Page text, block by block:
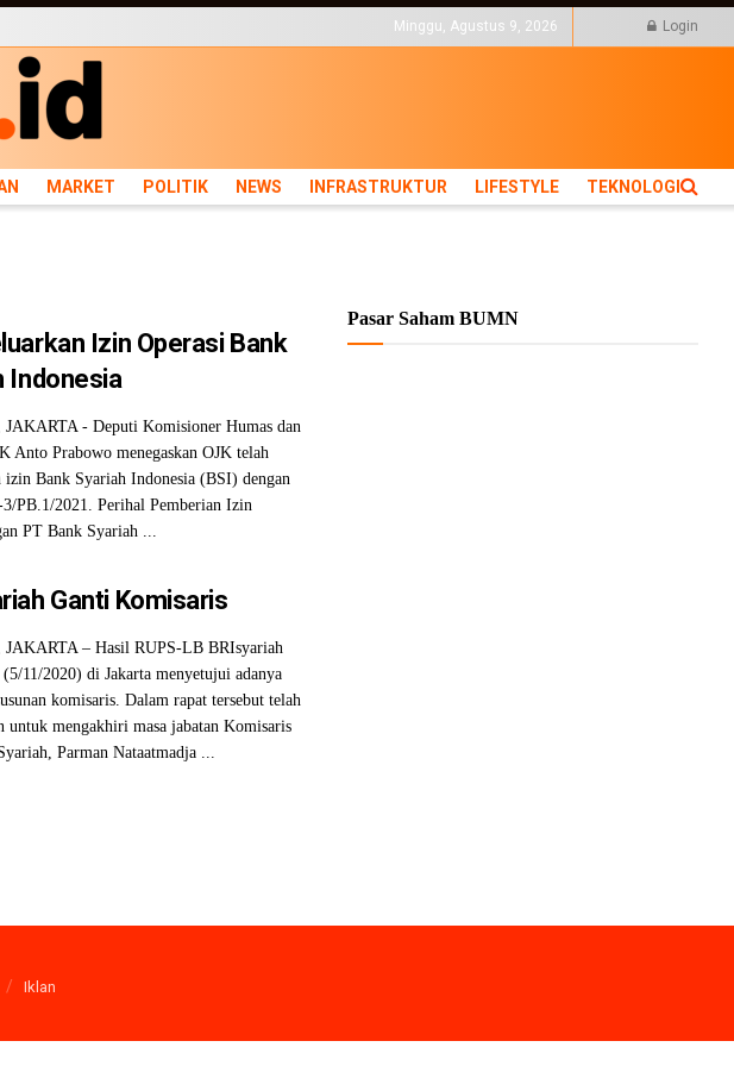
POLITIK NEWS INFRASTRUKTUR LIFESTYLE
Minggu, Agustus 9, 2026 Login
MARKET POLITIK NEWS INFRASTRUKTUR LIFESTYLE TEKNOLOGI
Izin Operasi Bank
Indonesia
- Deputi Komisioner Humas dan
Anto Prabowo menegaskan OJK telah
izin Bank Syariah Indonesia (BSI) dengan
PB.1/2021. Perihal Pemberian Izin
PT Bank Syariah ...
Ganti Komisaris
– Hasil RUPS-LB BRIsyariah
11/2020) di Jakarta menyetujui adanya
komisaris. Dalam rapat tersebut telah
untuk mengakhiri masa jabatan Komisaris
Parman Nataatmadja ...
Pasar Saham BUMN
Iklan